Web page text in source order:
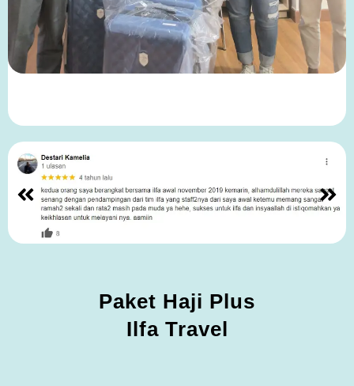
Paket Haji Plus
Ilfa Travel